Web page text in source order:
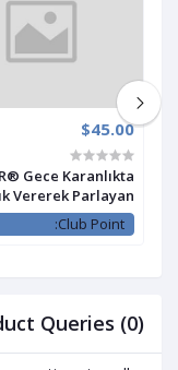
$45.00
Gece Karanlıkta
Vererek Parlayan
Çakıl Taşları
Club Point:
Queries (0)